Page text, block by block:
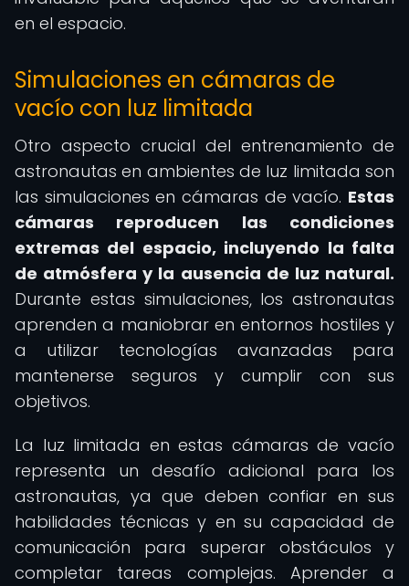
en el espacio.
Simulaciones en cámaras de
vacío con luz limitada
Otro aspecto crucial del entrenamiento de
astronautas en ambientes de luz limitada son
las simulaciones en cámaras de vacío. Estas
cámaras reproducen las condiciones
extremas del espacio, incluyendo la falta
de atmósfera y la ausencia de luz natural.
Durante estas simulaciones, los astronautas
aprenden a maniobrar en entornos hostiles y
a utilizar tecnologías avanzadas para
mantenerse seguros y cumplir con sus
objetivos.
La luz limitada en estas cámaras de vacío
representa un desafío adicional para los
astronautas, ya que deben confiar en sus
habilidades técnicas y en su capacidad de
comunicación para superar obstáculos y
completar tareas complejas. Aprender a